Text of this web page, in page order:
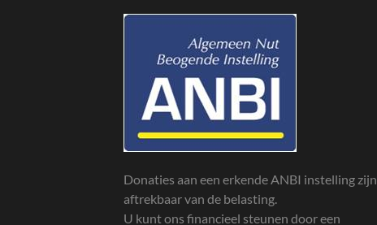
Donaties aan een erkende ANBI instelling zijn
aftrekbaar van de belasting.
U kunt ons financieel steunen door een